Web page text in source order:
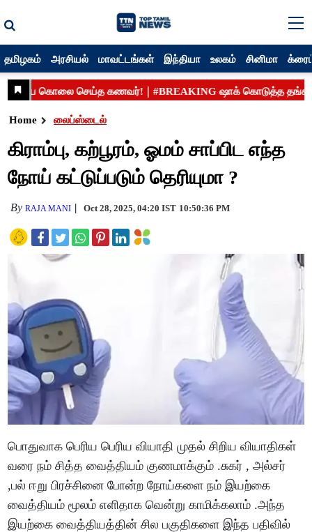
தமிழகம் அரசியல் மாவட்டங்கள் இந்தியா உலகம் சினிமா
Home லைப்ஸ்டைல்
கிராம்பு, கற்பூரம், ஓமம் சாப்பிட எந்த
நோய் கட்டுப்படும் தெரியுமா ?
ByRAJA MANI Oct 28, 2025, 04:20 IST 10:50:36 PM
பொதுவாக பெரிய பெரிய வியாதி முதல் சிறிய வியாதிகள்
வரை நம் சித்த வைத்தியம் குணமாக்கும் .சுகர் , அல்சர்
,பல் ஈறு பிரச்சினை போன்ற நோய்களை நம் இயற்கை
வைத்தியம் மூலம் எளிதாக வென்று காமிக்கலாம் .அந்த
இயற்கை வைத்தியத்தின் சில பகுதிகளை இந்த பதிவில்